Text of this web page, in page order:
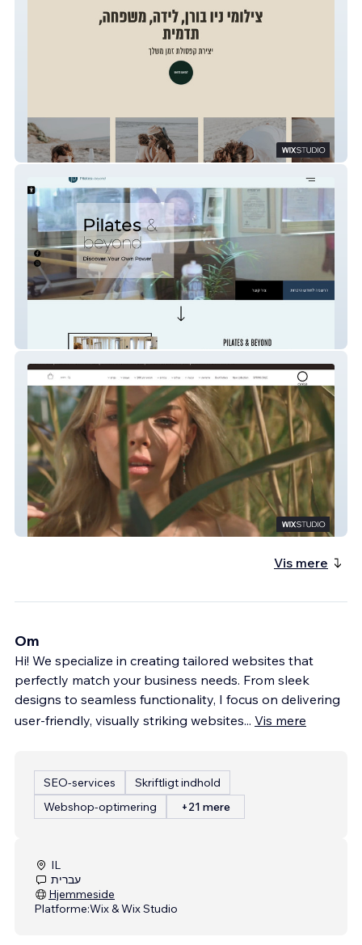
NAN
pilates & beyond
Orea
Vis mere
Om
Hi! We specialize in creating tailored websites that
perfectly match your business needs. From sleek
designs to seamless functionality, I focus on delivering
user-friendly, visually striking websites... Vis mere
SEO-services
Skriftligt indhold
Webshop-optimering
+21 mere
IL
עברית
Hjemmeside
Platforme:Wix & Wix Studio